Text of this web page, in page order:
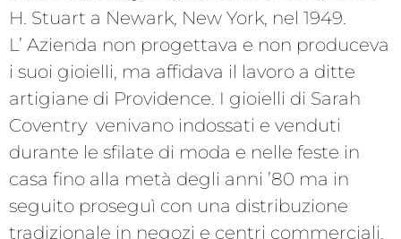
H. Stuart a Newark, New York, nel 1949.
L’ Azienda non progettava e non produceva
i suoi gioielli, ma affidava il lavoro a ditte
artigiane di Providence. I gioielli di Sarah
Coventry venivano indossati e venduti
durante le sfilate di moda e nelle feste in
casa fino alla metà degli anni ’80 ma in
seguito proseguì con una distribuzione
tradizionale in negozi e centri commerciali.